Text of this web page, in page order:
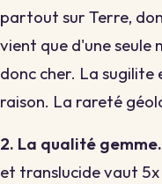
partout sur Terre,
vient que d'une seule
donc cher. La
raison. La rareté
2. La qualité gemme.
et translucide vaut